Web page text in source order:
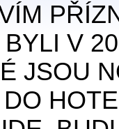
V
JSOU